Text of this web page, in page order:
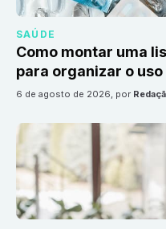
SAÚDE
Como montar uma
para organizar o
6 de agosto de 2026, por